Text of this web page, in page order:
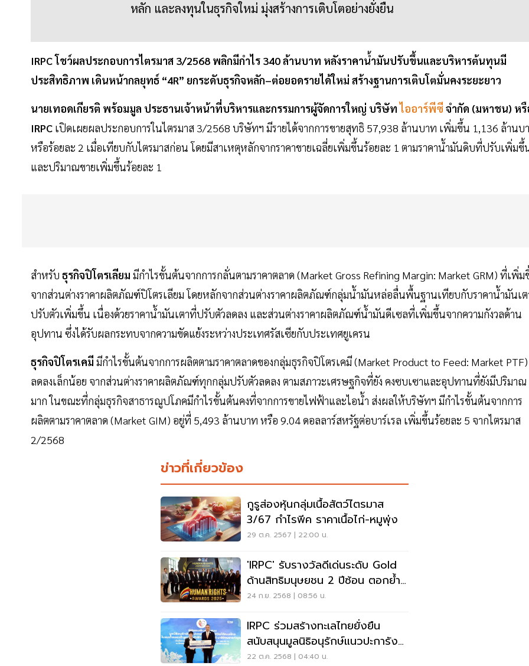
หลัก และลงทุนในธุรกิจใหม่ มุ่งสร้างการเติบโตอย่างยั่งยืน
IRPC โชว์ผลประกอบการไตรมาส 3/2568 พลิกมีกำไร 340 ล้านบาท หลังราคาน้ำมันปรับขึ้นและบริหารต้นทุนมี
ประสิทธิภาพ เดินหน้ากลยุทธ์ “4R” ยกระดับธุรกิจหลัก–ต่อยอดรายได้ใหม่ สร้างฐานการเติบโตมั่นคงระยะยาว
นายเทอดเกียรติ พร้อมมูล ประธานเจ้าหน้าที่บริหารและกรรมการผู้จัดการใหญ่ บริษัทไออาร์พีซีจำกัด (มหาชน) ห
IRPC เปิดเผยผลประกอบการในไตรมาส 3/2568 บริษัทฯ มีรายได้จากการขายสุทธิ 57,938 ล้านบาท เพิ่มขึ้น 1,136 ล้านบ
หรือร้อยละ 2 เมื่อเทียบกับไตรมาสก่อน โดยมีสาเหตุหลักจากราคาขายเฉลี่ยเพิ่มขึ้นร้อยละ 1 ตามราคาน้ำมันดิบที่ปรับเพิ่มขึ้
และปริมาณขายเพิ่มขึ้นร้อยละ 1
สำหรับ ธุรกิจปิโตรเลียม มีกำไรขั้นต้นจากการกลั่นตามราคาตลาด (Market Gross Refining Margin: Market GRM) ที่เพิ่
จากส่วนต่างราคาผลิตภัณฑ์ปิโตรเลียม โดยหลักจากส่วนต่างราคาผลิตภัณฑ์กลุ่มน้ำมันหล่อลื่นพื้นฐานเทียบกับราคาน้ำมันเ
ปรับตัวเพิ่มขึ้น เนื่องด้วยราคาน้ำมันเตาที่ปรับตัวลดลง และส่วนต่างราคาผลิตภัณฑ์น้ำมันดีเซลที่เพิ่มขึ้นจากความกังวลด้าน
อุปทาน ซึ่งได้รับผลกระทบจากความขัดแย้งระหว่างประเทศรัสเซียกับประเทศยูเครน
ธุรกิจปิโตรเคมี มีกำไรขั้นต้นจากการผลิตตามราคาตลาดของกลุ่มธุรกิจปิโตรเคมี (Market Product to Feed: Market PTF)
ลดลงเล็กน้อย จากส่วนต่างราคาผลิตภัณฑ์ทุกกลุ่มปรับตัวลดลง ตามสภาวะเศรษฐกิจที่ยัง คงซบเซาและอุปทานที่ยังมีปริมาณ
มาก ในขณะที่กลุ่มธุรกิจสาธารณูปโภคมีกำไรขั้นต้นคงที่จากการขายไฟฟ้าและไอน้ำ ส่งผลให้บริษัทฯ มีกำไรขั้นต้นจากการ
ผลิตตามราคาตลาด (Market GIM) อยู่ที่ 5,493 ล้านบาท หรือ 9.04 ดอลลาร์สหรัฐต่อบาร์เรล เพิ่มขึ้นร้อยละ 5 จากไตรมาส
2/2568
ข่าวที่เกี่ยวข้อง
กูรูส่องหุ้นกลุ่มเนื้อสัตว์ไตรมาส
3/67 กำไรพีค ราคาเนื้อไก่-หมูพุ่ง
29 ต.ค. 2567 | 22:00 น.
'IRPC' รับรางวัลดีเด่นระดับ Gold
ด้านสิทธิมนุษยชน 2 ปีซ้อน ตอกย้ำ
ผู้นำองค์กรยั่งยืน
24 ก.ย. 2568 | 08:56 น.
IRPC ร่วมสร้างทะเลไทยยั่งยืน
สนับสนุนมูลนิธิอนุรักษ์แนวปะการังฯ
ต่อชีวิตระบบนิเวศใต้ทะเล
22 ต.ค. 2568 | 04:40 น.